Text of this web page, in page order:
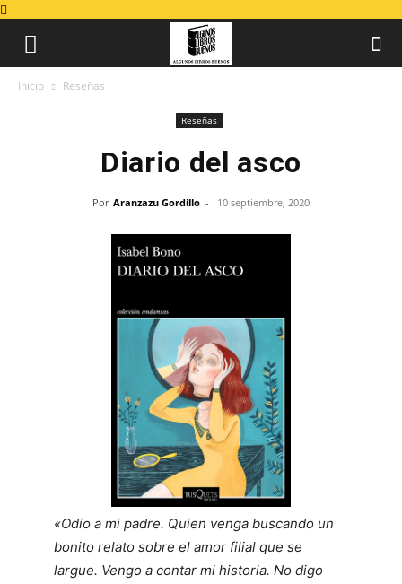
Inicio Reseñas
Reseñas
Diario del asco
Por Aranzazu Gordillo - 10 septiembre, 2020
«Odio a mi padre. Quien venga buscando un
bonito relato sobre el amor filial que se
largue. Vengo a contar mi historia. No digo